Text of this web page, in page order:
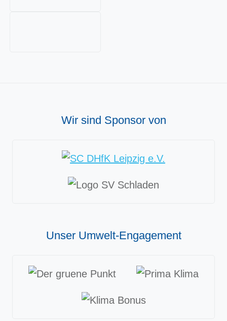
Wir sind Sponsor von
Unser Umwelt-Engagement